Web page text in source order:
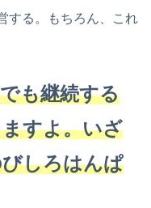
する。もちろん、これ
も継続する
すよ。いざ
しろはんぱ